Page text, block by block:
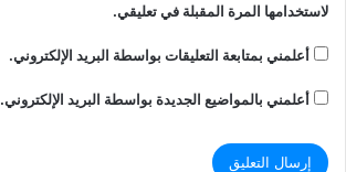
لاستخدامها المرة المقبلة في تعليقي.
أعلمني بمتابعة التعليقات بواسطة البريد الإلكتروني.
أعلمني بالمواضيع الجديدة بواسطة البريد الإلكتروني.